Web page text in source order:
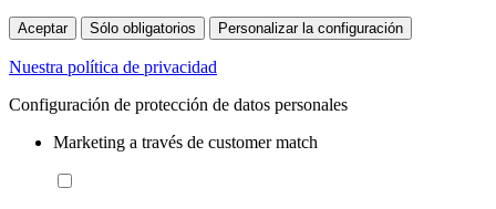
Aceptar Sólo obligatorios Personalizar la configuración
Nuestra política de privacidad
Configuración de protección de datos personales
Marketing a través de customer match